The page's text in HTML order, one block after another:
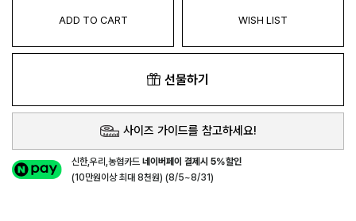
ADD TO CART WISH LIST
선물하기
사이즈 가이드를 참고하세요!
신한,우리,농협카드네이버페이 결제시 5%할인
(10만원이상 최대 8천원) (8/5~8/31)